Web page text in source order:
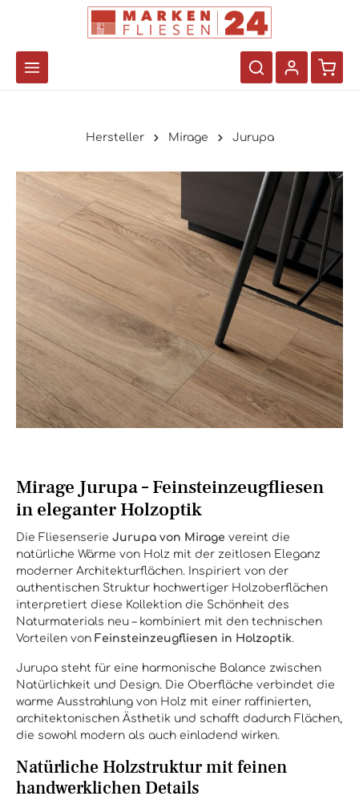
Hersteller Mirage Jurupa
Mirage Jurupa – Feinsteinzeugfliesen
in eleganter Holzoptik
Die Fliesenserie Jurupa von Mirage vereint die
natürliche Wärme von Holz mit der zeitlosen Eleganz
moderner Architekturflächen. Inspiriert von der
authentischen Struktur hochwertiger Holzoberflächen
interpretiert diese Kollektion die Schönheit des
Naturmaterials neu – kombiniert mit den technischen
Vorteilen von Feinsteinzeugfliesen in Holzoptik.
Jurupa steht für eine harmonische Balance zwischen
Natürlichkeit und Design. Die Oberfläche verbindet die
warme Ausstrahlung von Holz mit einer raffinierten,
architektonischen Ästhetik und schafft dadurch Flächen,
die sowohl modern als auch einladend wirken.
Natürliche Holzstruktur mit feinen
handwerklichen Details